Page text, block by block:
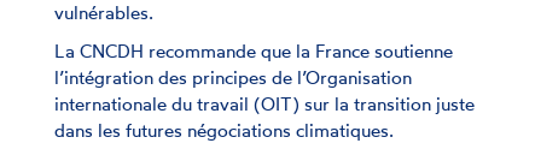
vulnérables.
La CNCDH recommande que la France soutienne
l’intégration des principes de l’Organisation
internationale du travail (OIT) sur la transition juste
dans les futures négociations climatiques.